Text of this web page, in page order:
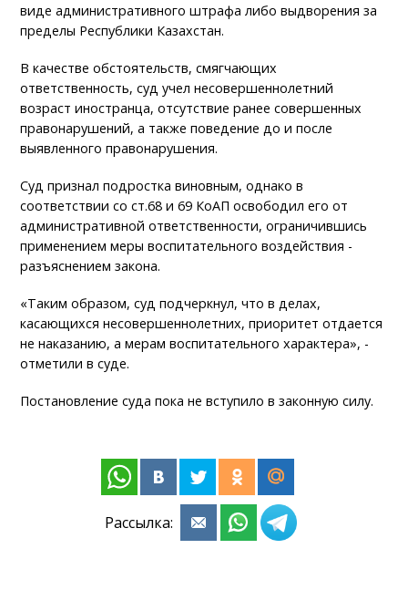
виде административного штрафа либо выдворения за
пределы Республики Казахстан.
В качестве обстоятельств, смягчающих
ответственность, суд учел несовершеннолетний
возраст иностранца, отсутствие ранее совершенных
правонарушений, а также поведение до и после
выявленного правонарушения.
Суд признал подростка виновным, однако в
соответствии со ст.68 и 69 КоАП освободил его от
административной ответственности, ограничившись
применением меры воспитательного воздействия -
разъяснением закона.
«Таким образом, суд подчеркнул, что в делах,
касающихся несовершеннолетних, приоритет отдается
не наказанию, а мерам воспитательного характера», -
отметили в суде.
Постановление суда пока не вступило в законную силу.
Рассылка: